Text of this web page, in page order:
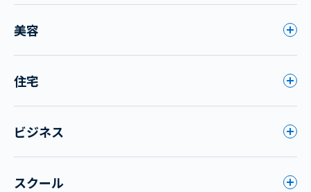
美容
住宅
ビジネス
スクール